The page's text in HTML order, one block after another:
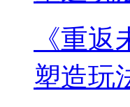
《重
塑造玩